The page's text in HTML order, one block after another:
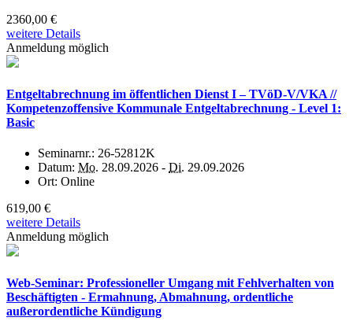
2360,00 €
weitere Details
Anmeldung möglich
Entgeltabrechnung im öffentlichen Dienst I – TVöD-V/VKA //
Kompetenzoffensive Kommunale Entgeltabrechnung - Level 1:
Basic
Seminarnr.: 26-52812K
Datum: Mo. 28.09.2026 - Di. 29.09.2026
Ort: Online
619,00 €
weitere Details
Anmeldung möglich
Web-Seminar: Professioneller Umgang mit Fehlverhalten von
Beschäftigten - Ermahnung, Abmahnung, ordentliche
außerordentliche Kündigung